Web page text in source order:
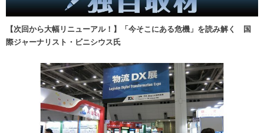
【次回から大幅リニューアル！】「今そこにある危機」を読み解く 国
際ジャーナリスト・ビニシウス氏